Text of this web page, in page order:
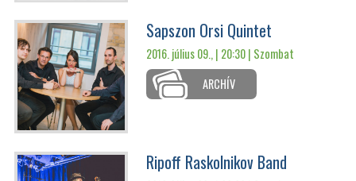
Sapszon Orsi Quintet
2016. július 09., | 20:30 | Szombat
ARCHÍV
Ripoff Raskolnikov Band